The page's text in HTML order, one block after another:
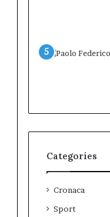
Categories
Cronaca
Sport